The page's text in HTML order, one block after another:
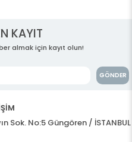
KAYIT
almak için kayıt olun!
GÖNDER
Sok. No:5 Güngören / İSTANBUL